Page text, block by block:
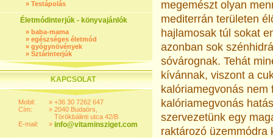
» Testápolás
Életmódinterjúk - könyvajánlók
» baba-mama
» egészséges életmód
» gyógynövények
» Sztárinterjúk
KAPCSOLAT
Mobil:
Cím:
E-mail:
»
»
»
+36 30 7262 647
2040 Budaörs,
Törökbálinti utca 42/B
info@vitaminsziget.com
megemészt olyan
mediterrán területen
hajlamosak túl sokat
azonban sok
sóvárognak. Tehát
kívánnak, viszont a
kalóriamegvonás
kalóriamegvonás
szervezetünk egy
raktározó üzemmódra